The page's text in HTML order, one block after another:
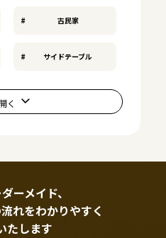
古民家
サイドテーブル
ーメイド、
れをわかりやすく
たします